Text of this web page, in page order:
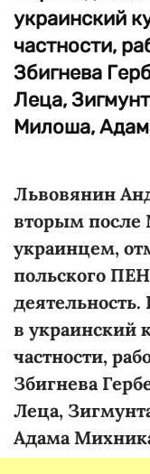
украинский
частности,
Збигнева
Леца,
Милоша,
Львовянин
вторым после
украинцем,
польского
в украинский
частности,
Збигнева
Леца,
Адама